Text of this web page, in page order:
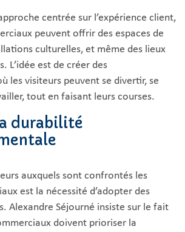
centrée sur l’expérience client,
peuvent offrir des espaces de
culturelles, et même des lieux
L’idée est de créer des
les visiteurs peuvent se divertir, se
tout en faisant leurs courses.
durabilité
auxquels sont confrontés les
est la nécessité d’adopter des
Alexandre Séjourné insiste sur le fait
doivent prioriser la